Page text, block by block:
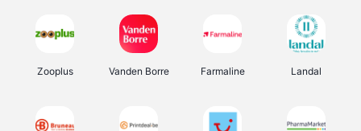
Zooplus Vanden Borre Farmaline Landal